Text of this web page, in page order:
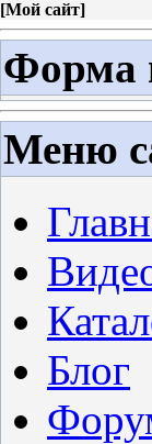
[Мой сайт]
Форма
Меню
Блог